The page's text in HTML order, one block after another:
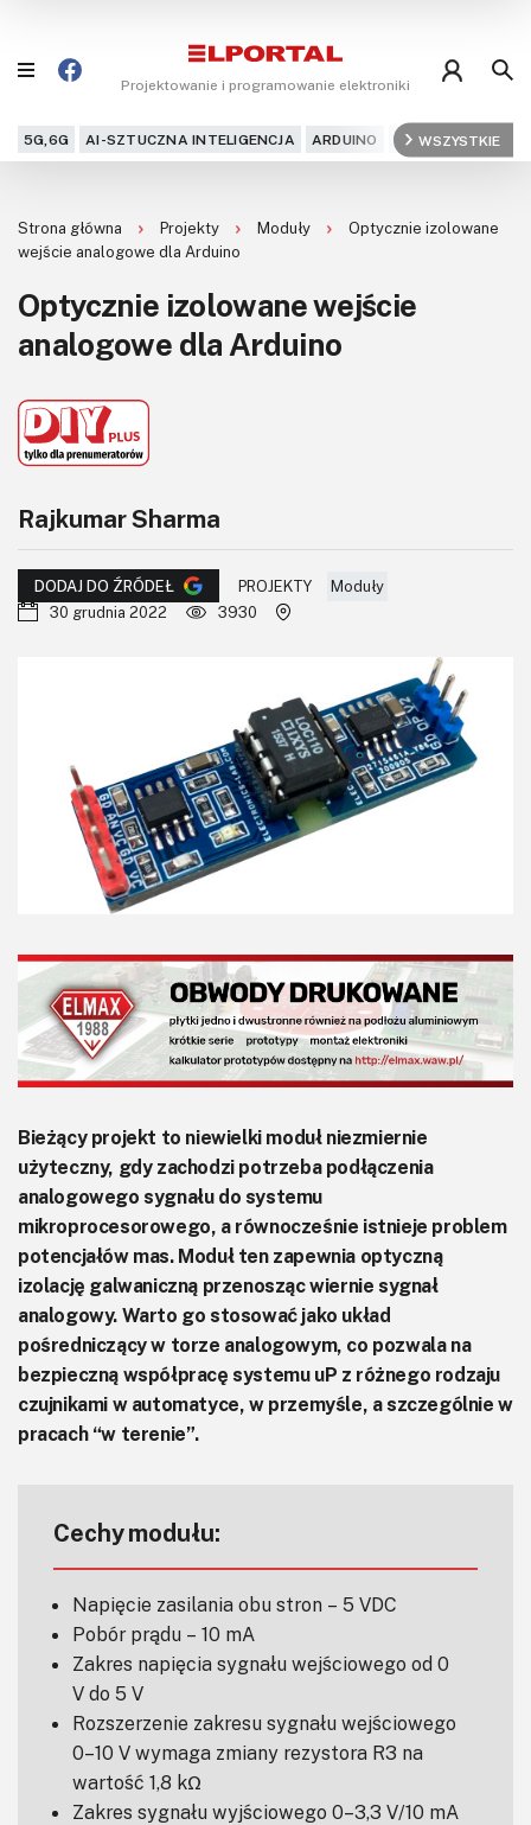
Projektowanie i programowanie elektroniki
5G,6G AI-SZTUCZNA INTELIGENCJA ARDUINO ARM AUDIO
WSZYSTKIE
Projekty
Kursy
DIY+
KITy AVT
Kontakt
Archiwum
Do pobrania
Strona główna Projekty Moduły
Optycznie izolowane
wejście analogowe dla Arduino
Optycznie izolowane wejście
analogowe dla Arduino
Rajkumar Sharma
DODAJ DO ŹRÓDEŁ PROJEKTY
Moduły
30 grudnia 2022
3930
Bieżący projekt to niewielki moduł niezmiernie
użyteczny, gdy zachodzi potrzeba podłączenia
analogowego sygnału do systemu
mikroprocesorowego, a równocześnie istnieje problem
potencjałów mas. Moduł ten zapewnia optyczną
izolację galwaniczną przenosząc wiernie sygnał
analogowy. Warto go stosować jako układ
pośredniczący w torze analogowym, co pozwala na
bezpieczną współpracę systemu uP z różnego rodzaju
czujnikami w automatyce, w przemyśle, a szczególnie w
pracach “w terenie”.
Cechy modułu:
Napięcie zasilania obu stron – 5 VDC
Pobór prądu – 10 mA
Zakres napięcia sygnału wejściowego od 0
V do 5 V
Rozszerzenie zakresu sygnału wejściowego
0–10 V wymaga zmiany rezystora R3 na
wartość 1,8 kΩ
Zakres sygnału wyjściowego 0–3,3 V/10 mA